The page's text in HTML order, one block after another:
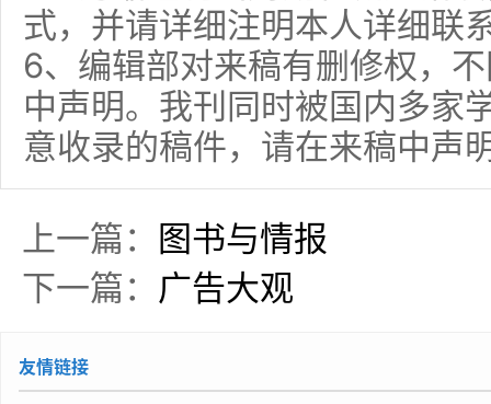
式，并请详细注明本人详细联
6、编辑部对来稿有删修权，
中声明。我刊同时被国内多家
意收录的稿件，请在来稿中声
上一篇：
图书与情报
下一篇： 广告大观
友情链接